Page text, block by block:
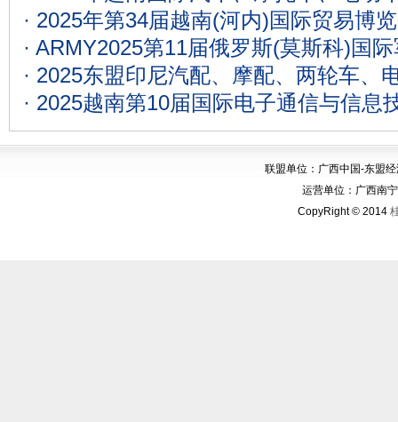
· 2025年第34届越南(河内)国际贸易博
· ARMY2025第11届俄罗斯(莫斯科)国
· 2025东盟印尼汽配、摩配、两轮车、
· 2025越南第10届国际电子通信与信息
联盟单位：广西中国-东盟
运营单位：广西南
CopyRight © 2014